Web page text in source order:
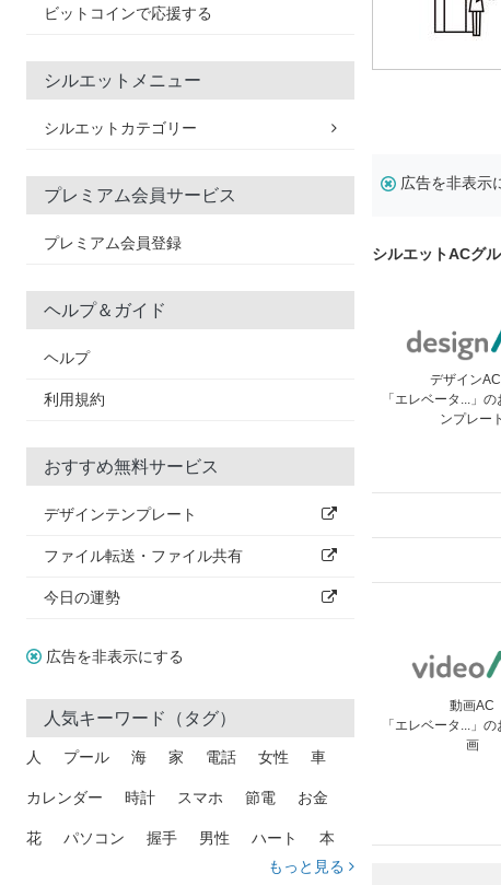
ビットコインで応援する
シルエットメニュー
シルエットカテゴリー
プレミアム会員サービス
プレミアム会員登録
ヘルプ＆ガイド
ヘルプ
利用規約
おすすめ無料サービス
デザインテンプレート
ファイル転送・ファイル共有
今日の運勢
広告を非表示にする
人気キーワード（タグ）
人 プール 海 家 電話 女性 車
カレンダー 時計 スマホ 節電 お金
花 パソコン 握手 男性 ハート 本
トラック 木
もっと見る
広告を非表示
シルエットACグ
デザイン
「エレベータ...」
ンプレート
動画AC
「エレベータ...」
画